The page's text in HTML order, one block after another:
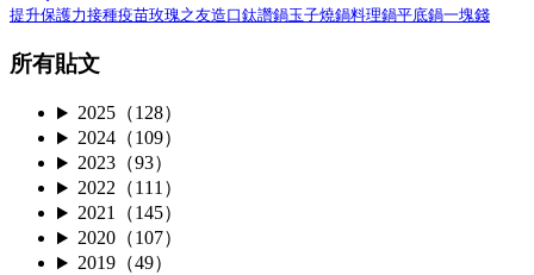
提升保護力接種疫苗玫瑰之友造口鈦讚鍋玉子燒鍋料理鍋平底鍋一塊錢
所有貼文
2025（128）
2024（109）
2023（93）
2022（111）
2021（145）
2020（107）
2019（49）